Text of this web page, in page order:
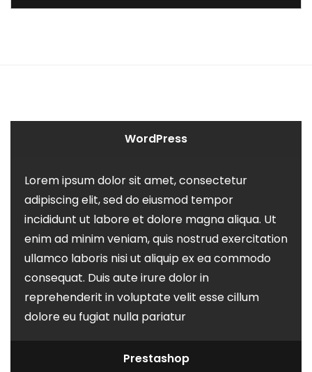
WordPress
Lorem ipsum dolor sit amet, consectetur
adipiscing elit, sed do eiusmod tempor
incididunt ut labore et dolore magna aliqua. Ut
enim ad minim veniam, quis nostrud exercitation
ullamco laboris nisi ut aliquip ex ea commodo
consequat. Duis aute irure dolor in
reprehenderit in voluptate velit esse cillum
dolore eu fugiat nulla pariatur
Prestashop